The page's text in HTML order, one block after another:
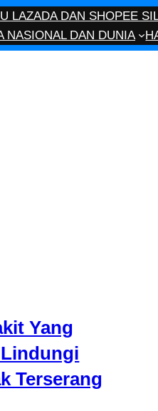
LAZADA DAN SHOPEE
NASIONAL DAN DUNIA
Yang
Terserang